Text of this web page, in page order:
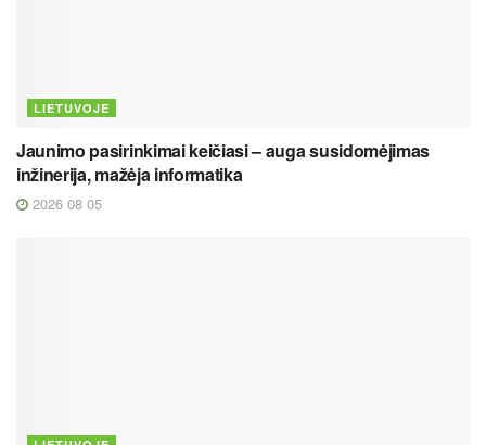
LIETUVOJE
Jaunimo pasirinkimai keičiasi – auga susidomėjimas
inžinerija, mažėja informatika
2026 08 05